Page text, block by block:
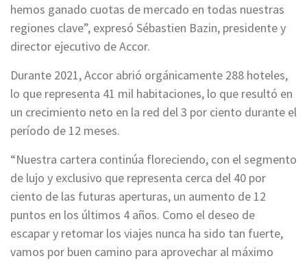
hemos ganado cuotas de mercado en todas nuestras
regiones clave”, expresó Sébastien Bazin, presidente y
director ejecutivo de Accor.
Durante 2021, Accor abrió orgánicamente 288 hoteles,
lo que representa 41 mil habitaciones, lo que resultó en
un crecimiento neto en la red del 3 por ciento durante el
período de 12 meses.
“Nuestra cartera continúa floreciendo, con el segmento
de lujo y exclusivo que representa cerca del 40 por
ciento de las futuras aperturas, un aumento de 12
puntos en los últimos 4 años. Como el deseo de
escapar y retomar los viajes nunca ha sido tan fuerte,
vamos por buen camino para aprovechar al máximo